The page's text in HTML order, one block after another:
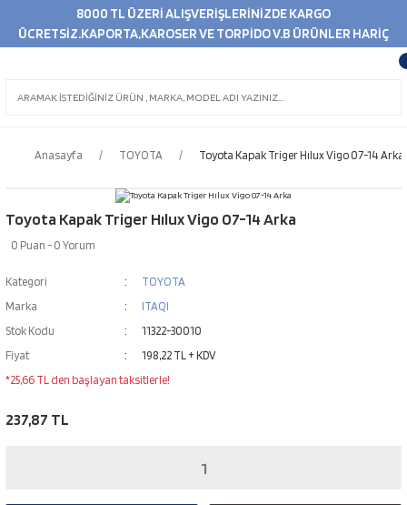
8000 TL ÜZERİ ALIŞVERİŞLERİNİZDE KARGO
ÜCRETSİZ.KAPORTA,KAROSER VE TORPİDO V.B ÜRÜNLER HARİÇ
Anasayfa TOYOTA Toyota Kapak Triger Hılux Vigo 07-14 Arka
Toyota Kapak Triger Hılux Vigo 07-14 Arka
0 Puan - 0 Yorum
Kategori
TOYOTA
Marka
ITAQI
Stok Kodu
11322-30010
Fiyat
198,22 TL + KDV
*25,66 TL den başlayan taksitlerle!
237,87 TL